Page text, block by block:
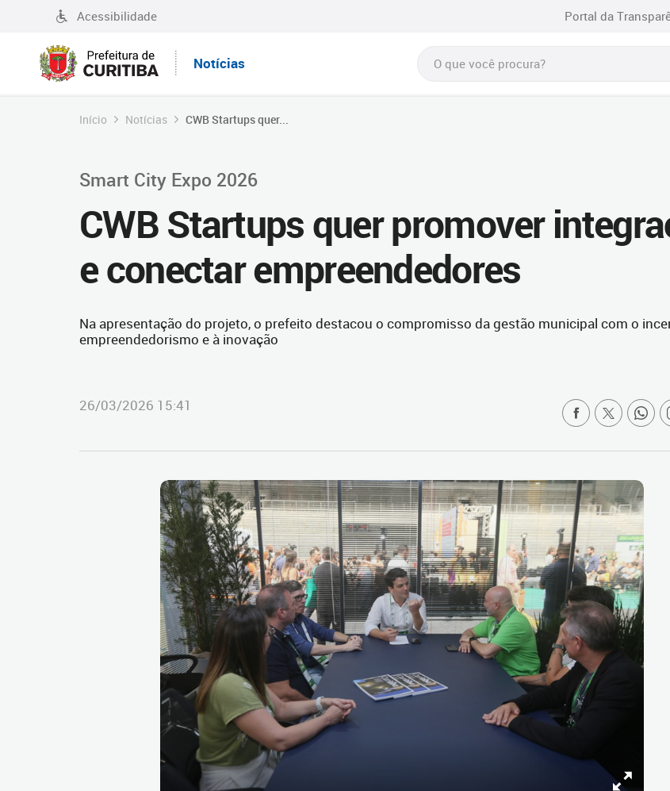
Acessibilidade Portal da
Notícias
Início Notícias CWB Startups quer...
Smart City Expo 2026
CWB Startups quer promover
e conectar empreendedores
Na apresentação do projeto, o prefeito destacou o compromisso da gestão municipal com o
empreendedorismo e à inovação
26/03/2026 15:41